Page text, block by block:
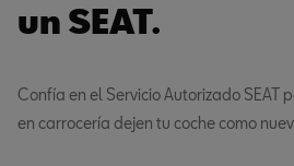
un SEAT.
Confía en el Servicio Autorizado SEAT
en carrocería dejen tu coche como